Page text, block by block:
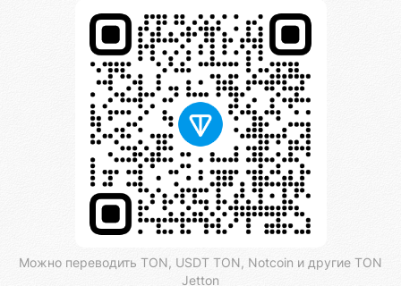
Можно переводить TON, USDT TON, Notcoin и другие TON
Jetton